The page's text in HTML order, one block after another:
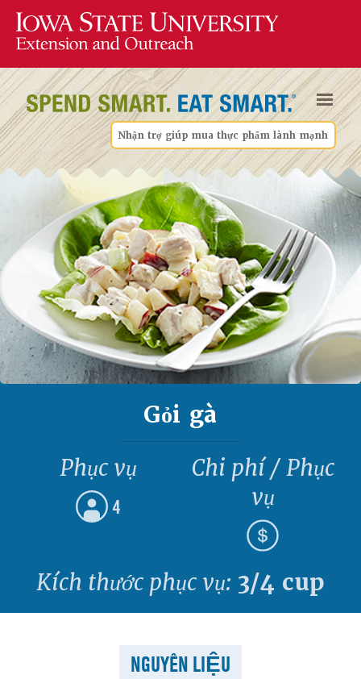
Nhận trợ giúp mua thực phẩm lành mạnh
Gỏi gà
Phục vụ
4
Chi phí / Phục
vụ
Kích thước phục vụ: 3/4 cup
NGUYÊN LIỆU